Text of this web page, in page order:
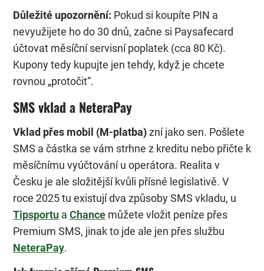
Důležité upozornění: Pokud si koupíte PIN a
nevyužijete ho do 30 dnů, začne si Paysafecard
účtovat měsíční servisní poplatek (cca 80 Kč).
Kupony tedy kupujte jen tehdy, když je chcete
rovnou „protočit“.
SMS vklad a NeteraPay
Vklad přes mobil (M-platba)zní jako sen. Pošlete
SMS a částka se vám strhne z kreditu nebo přičte k
měsíčnímu vyúčtování u operátora. Realita v
Česku je ale složitější kvůli přísné legislativě. V
roce 2025 tu existují dva způsoby SMS vkladu, u
Tipsportu a Chance můžete vložit peníze přes
Premium SMS, jinak to jde ale jen přes službu
NeteraPay.